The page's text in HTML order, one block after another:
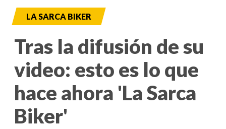
LA SARCA BIKER
Tras la difusión de su
video: esto es lo que
hace ahora 'La Sarca
Biker'